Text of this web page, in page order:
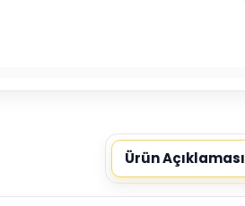
Ürün Açıklaması